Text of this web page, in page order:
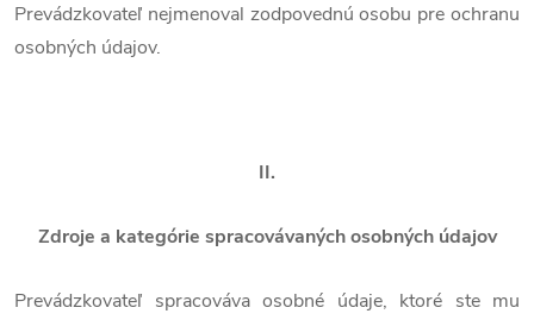
Prevádzkovateľ nejmenoval zodpovednú osobu pre ochranu
osobných údajov.
II.
Zdroje a kategórie spracovávaných osobných údajov
Prevádzkovateľ spracováva osobné údaje, ktoré ste mu